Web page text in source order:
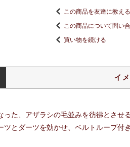
この商品を友達に教える
この商品について問い
買い物を続ける
イ
た、アザラシの毛並みを彷彿とさせ
とダーツを効かせ、ベルトループ付